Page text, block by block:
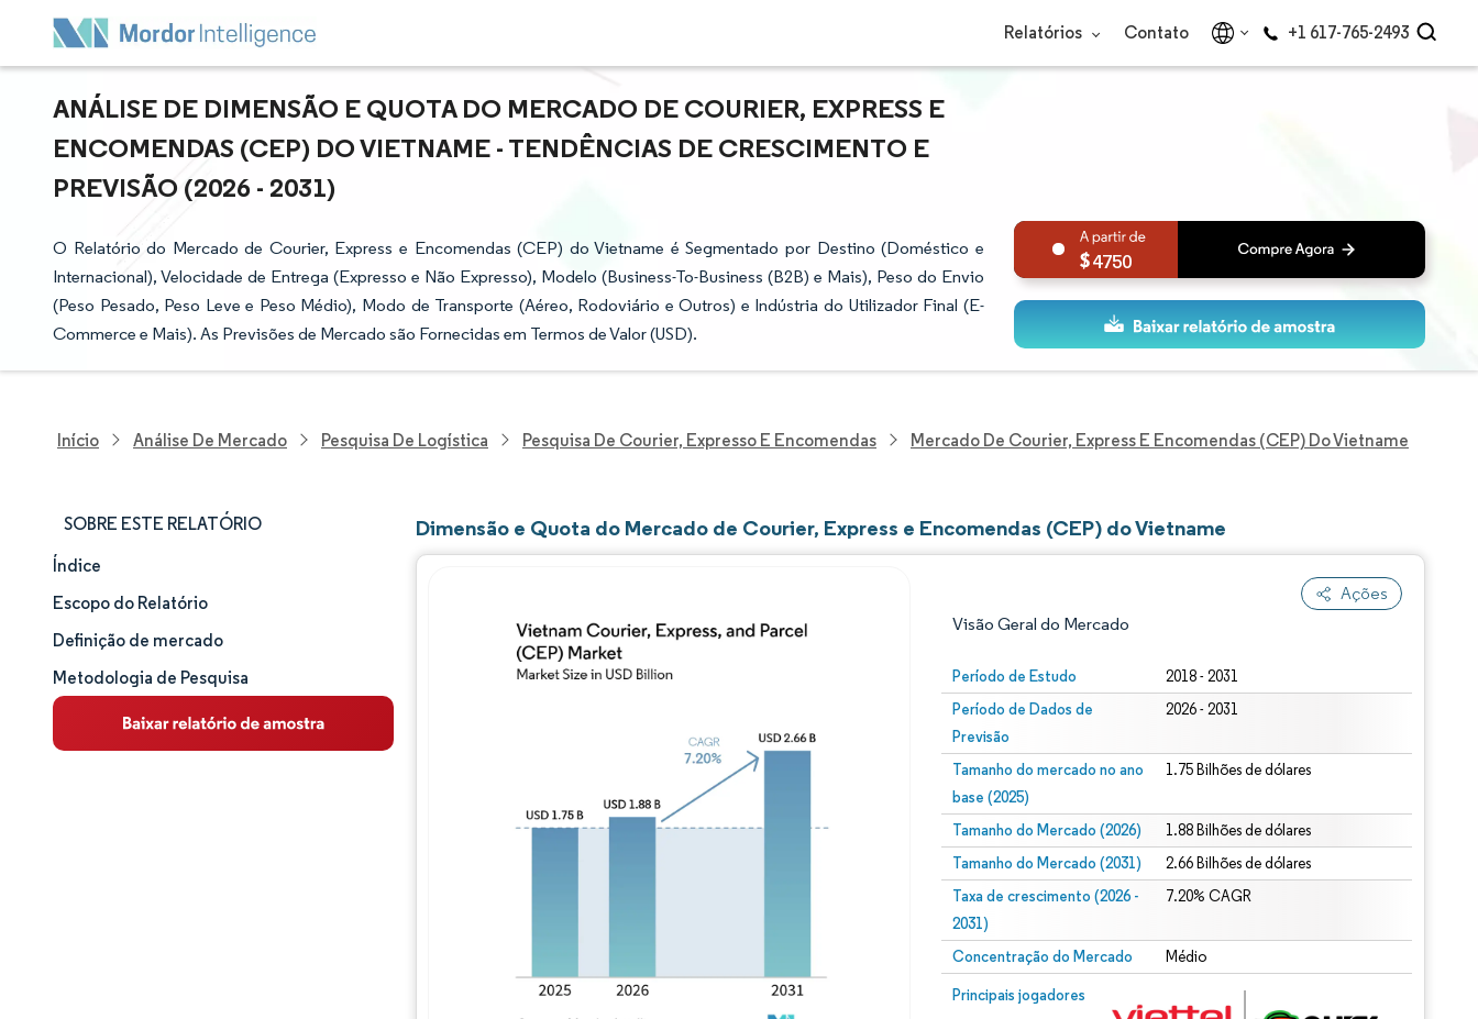
Relatórios Contato +1 617-765-2493
ANÁLISE DE DIMENSÃO E QUOTA DO MERCADO DE COURIER, EXPRESS E
ENCOMENDAS (CEP) DO VIETNAME - TENDÊNCIAS DE CRESCIMENTO E
PREVISÃO (2026 - 2031)
O Relatório do Mercado de Courier, Express e Encomendas (CEP) do Vietname é Segmentado por Destino (Doméstico e
Internacional), Velocidade de Entrega (Expresso e Não Expresso), Modelo (Business-To-Business (B2B) e Mais), Peso do Envio
(Peso Pesado, Peso Leve e Peso Médio), Modo de Transporte (Aéreo, Rodoviário e Outros) e Indústria do Utilizador Final (E-
Commerce e Mais). As Previsões de Mercado são Fornecidas em Termos de Valor (USD).
4750
Início Análise De Mercado Pesquisa De Logística Pesquisa De Courier, Expresso E Encomendas Mercado De Courier, Express E Encomendas (CEP) Do Vietname
SOBRE ESTE RELATÓRIO
Tamanho e participação de mercado
Análise de mercado
Tendências e insights
Análise de segmentos
Índice
Escopo do Relatório
Definição de mercado
Metodologia de Pesquisa
Dimensão e Quota do Mercado de Courier, Express e Encomendas (CEP) do Vietname
Ações
Visão Geral do Mercado
Período de Estudo 2018 - 2031
Período de Dados de
Previsão
2026 - 2031
Tamanho do mercado no ano
base (2025)
1.75 Bilhões de dólares
Tamanho do Mercado (2026) 1.88 Bilhões de dólares
Tamanho do Mercado (2031) 2.66 Bilhões de dólares
Taxa de crescimento (2026 -
2031)
7.20% CAGR
Concentração do Mercado Médio
Principais jogadores
Imagem © Mordor Intelligence. O reuso requer atribuição conforme CC BY 4.0.
Imagem © Mordor Intelligence. O reuso requer atribuição conforme CC BY 4.0.